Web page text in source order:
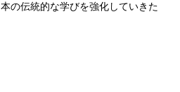
の伝統的な学びを強化していきた